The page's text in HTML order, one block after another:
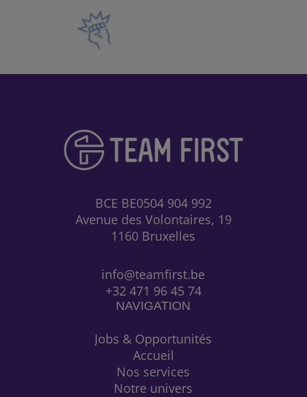
BCE BE0504 904 992
Avenue des Volontaires, 19
1160 Bruxelles
info@teamfirst.be
+32 471 96 45 74
NAVIGATION
Jobs & Opportunités
Accueil
Nos services
Notre univers